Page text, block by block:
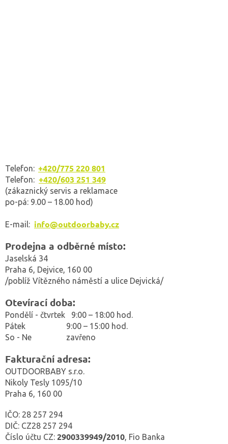
Telefon: +420/775 220 801
Telefon: +420/603 251 349
(zákaznický servis a reklamace
po-pá: 9.00 – 18.00 hod)
E-mail: info@outdoorbaby.cz
Prodejna a odběrné místo:
Jaselská 34
Praha 6, Dejvice, 160 00
/poblíž Vítězného náměstí a ulice Dejvická/
Otevírací doba:
Pondělí - čtvrtek 9:00 – 18:00 hod.
Pátek 9:00 – 15:00 hod.
So - Ne zavřeno
Fakturační adresa:
OUTDOORBABY s.r.o.
Nikoly Tesly 1095/10
Praha 6, 160 00
IČO: 28 257 294
DIČ: CZ28 257 294
Číslo účtu CZ: 2900339949/2010, Fio Banka